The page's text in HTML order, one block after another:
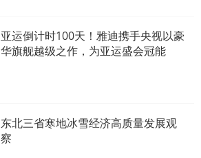
亚运倒计时100天！雅迪携手央视以豪
华旗舰越级之作，为亚运盛会冠能
东北三省寒地冰雪经济高质量发展观
察